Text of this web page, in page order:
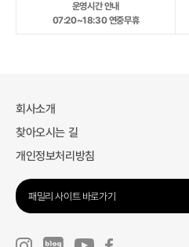
운영시간 안내
07:20~18:30 연중무휴
회사소개
찾아오시는 길
개인정보처리방침
패밀리 사이트 바로가기